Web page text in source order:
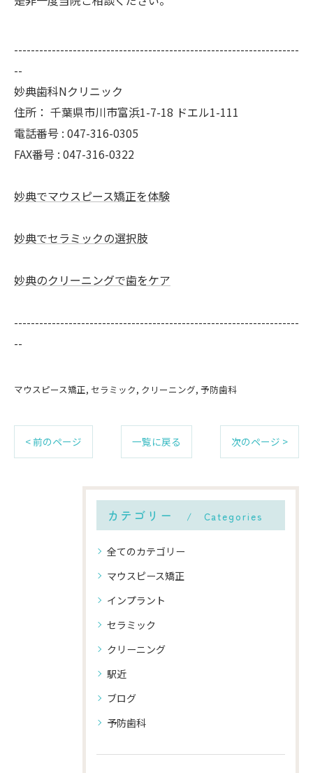
--------------------------------------------------------------------
--
妙典歯科Nクリニック
住所： 千葉県市川市富浜1-7-18 ドエル1-111
電話番号 : 047-316-0305
FAX番号 : 047-316-0322
妙典でマウスピース矯正を体験
妙典でセラミックの選択肢
妙典のクリーニングで歯をケア
--------------------------------------------------------------------
--
マウスピース矯正 セラミック クリーニング 予防歯科
< 前のページ 一覧に戻る 次のページ >
カテゴリー Categories
全てのカテゴリー
マウスピース矯正
インプラント
セラミック
クリーニング
駅近
ブログ
予防歯科